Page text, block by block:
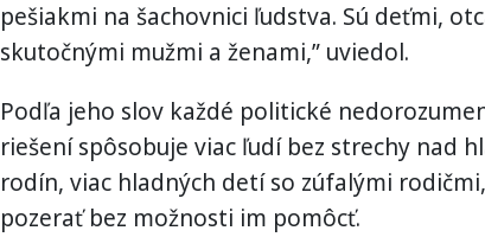
pešiakmi na šachovnici ľudstva. Sú deťmi,
skutočnými mužmi a ženami,” uviedol.
Podľa jeho slov každé politické
riešení spôsobuje viac ľudí bez strechy nad
rodín, viac hladných detí so zúfalými
pozerať bez možnosti im pomôcť.